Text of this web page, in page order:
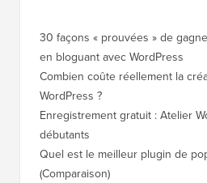
30 façons « prouvées » de
en bloguant avec WordPress
Combien coûte réellement la
WordPress ?
Enregistrement gratuit : Atelier
débutants
Quel est le meilleur plugin de
(Comparaison)